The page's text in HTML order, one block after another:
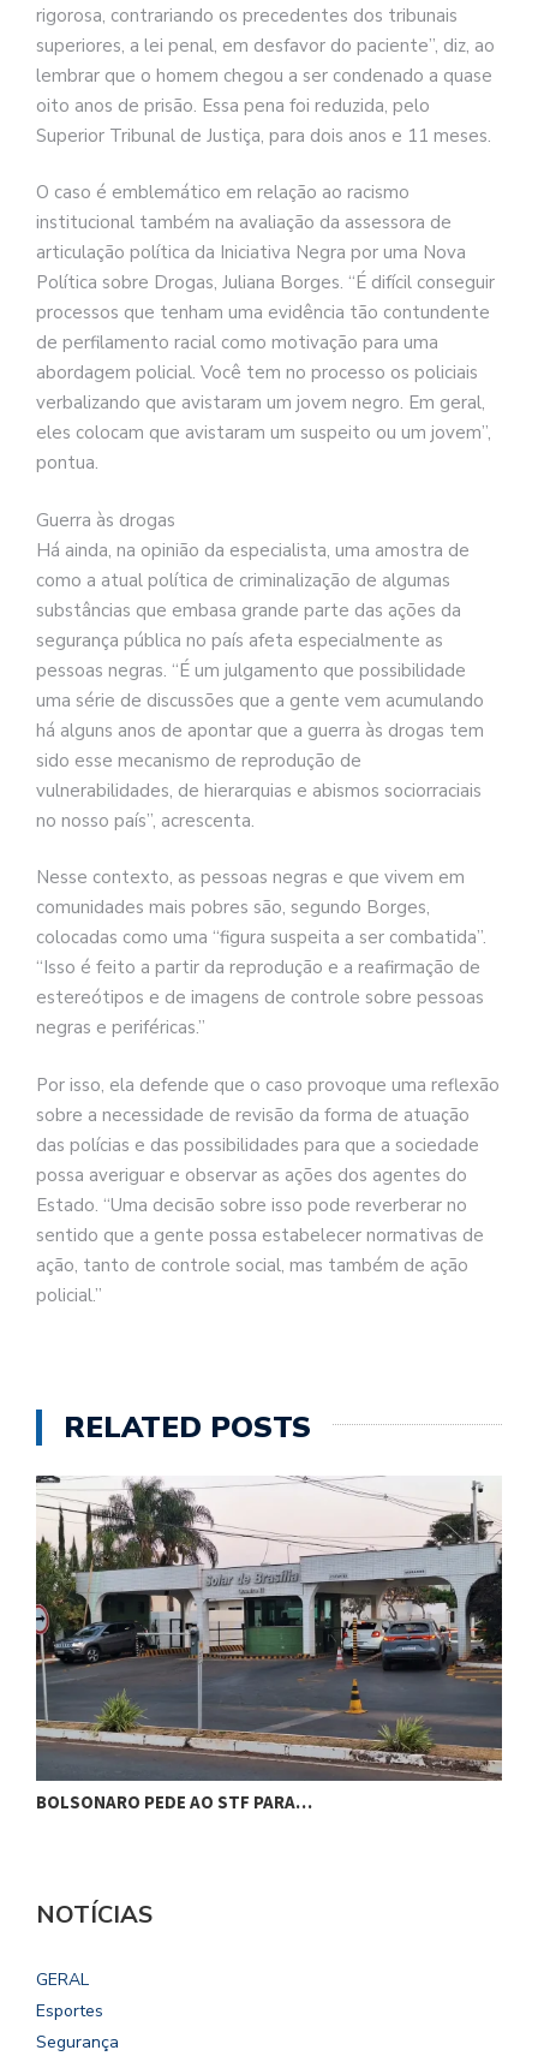
rigorosa, contrariando os precedentes dos tribunais
superiores, a lei penal, em desfavor do paciente”, diz, ao
lembrar que o homem chegou a ser condenado a quase
oito anos de prisão. Essa pena foi reduzida, pelo
Superior Tribunal de Justiça, para dois anos e 11 meses.
O caso é emblemático em relação ao racismo
institucional também na avaliação da assessora de
articulação política da Iniciativa Negra por uma Nova
Política sobre Drogas, Juliana Borges. “É difícil conseguir
processos que tenham uma evidência tão contundente
de perfilamento racial como motivação para uma
abordagem policial. Você tem no processo os policiais
verbalizando que avistaram um jovem negro. Em geral,
eles colocam que avistaram um suspeito ou um jovem”,
pontua.
Guerra às drogas
Há ainda, na opinião da especialista, uma amostra de
como a atual política de criminalização de algumas
substâncias que embasa grande parte das ações da
segurança pública no país afeta especialmente as
pessoas negras. “É um julgamento que possibilidade
uma série de discussões que a gente vem acumulando
há alguns anos de apontar que a guerra às drogas tem
sido esse mecanismo de reprodução de
vulnerabilidades, de hierarquias e abismos sociorraciais
no nosso país”, acrescenta.
Nesse contexto, as pessoas negras e que vivem em
comunidades mais pobres são, segundo Borges,
colocadas como uma “figura suspeita a ser combatida”.
“Isso é feito a partir da reprodução e a reafirmação de
estereótipos e de imagens de controle sobre pessoas
negras e periféricas.”
Por isso, ela defende que o caso provoque uma reflexão
sobre a necessidade de revisão da forma de atuação
das polícias e das possibilidades para que a sociedade
possa averiguar e observar as ações dos agentes do
Estado. “Uma decisão sobre isso pode reverberar no
sentido que a gente possa estabelecer normativas de
ação, tanto de controle social, mas também de ação
policial.”
RELATED POSTS
BOLSONARO PEDE AO STF PARA…
NOTÍCIAS
GERAL
Esportes
Segurança